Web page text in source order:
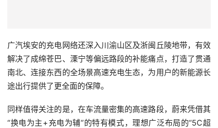
广汽埃安的充电网络还深入川渝山区及浙闽丘陵地带，有效
解决了成绵苍巴、溧宁等偏远路段的补能痛点，打造了贯通
南北、连接东西的全场景高速充电生态，为用户的新能源长
途出行提供了更全面的保障。
同样值得关注的是，在车流量密集的高速路段，蔚来凭借其
“换电为主+充电为辅”的特有模式，理想广泛布局的“5C超